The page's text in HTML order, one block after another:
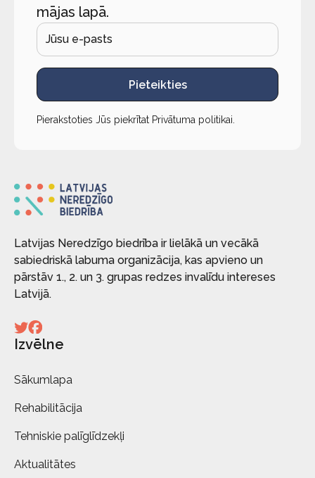
mājas lapā.
Pieteikties
Pierakstoties Jūs piekrītat Privātuma politikai
Latvijas Neredzīgo biedrība ir lielākā un vecākā
sabiedriskā labuma organizācija, kas apvieno un
pārstāv 1., 2. un 3. grupas redzes invalīdu intereses
Latvijā.
Izvēlne
Sākumlapa
Rehabilitācija
Tehniskie palīglīdzekļi
Aktualitātes